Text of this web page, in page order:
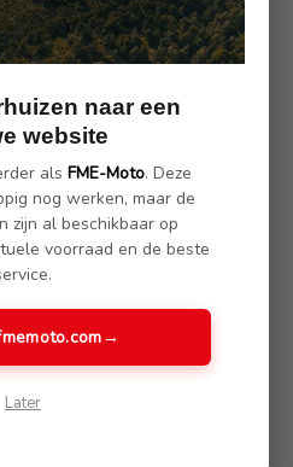
de perfecte kniehoek geven,
makkelijk bereikt en
Alle seats zijn voor u
naar een
website
als FME-Moto. Deze
nog werken, maar de
zijn al beschikbaar op
voorraad en de beste
→
Later